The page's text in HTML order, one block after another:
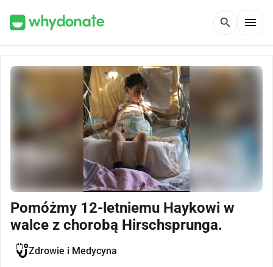
search menu
Pomóżmy 12-letniemu Haykowi w
walce z chorobą Hirschsprunga.
Zdrowie i Medycyna